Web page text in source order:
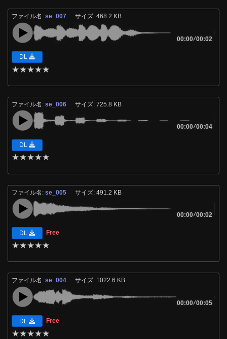
ファイル名:se_007 サイズ: 468.2 KB
00:00/00:02
DL
★★★★★
ファイル名:se_006 サイズ: 725.8 KB
00:00/00:04
DL
★★★★★
ファイル名:se_005 サイズ: 491.2 KB
00:00/00:02
DL Free
★★★★★
ファイル名:se_004 サイズ: 1022.6 KB
00:00/00:05
DL Free
★★★★★